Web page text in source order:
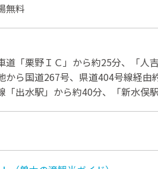
無料
道「栗野ＩＣ」から約25分、「人
から国道267号、県道404号線経由
「出水駅」から約40分、「新水俣